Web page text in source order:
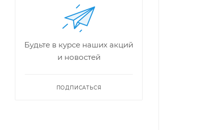
Будьте в курсе наших акций
и новостей
ПОДПИСАТЬСЯ